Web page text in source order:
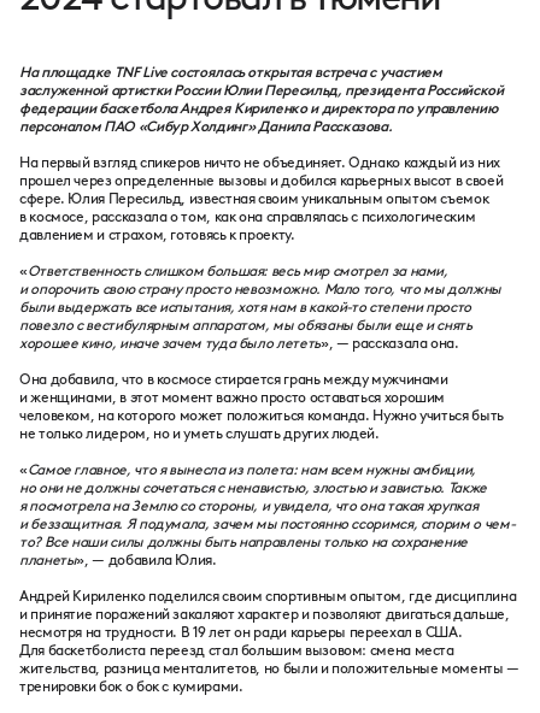
На площадке TNF Live состоялась открытая встреча с участием
заслуженной артистки России Юлии Пересильд, президента Российской
федерации баскетбола Андрея Кириленко и директора по управлению
персоналом ПАО «Сибур Холдинг» Данила Рассказова.
На первый взгляд спикеров ничто не объединяет. Однако каждый из них
прошел через определенные вызовы и добился карьерных высот в своей
сфере. Юлия Пересильд, известная своим уникальным опытом съемок
в космосе, рассказала о том, как она справлялась с психологическим
давлением и страхом, готовясь к проекту.
«Ответственность слишком большая: весь мир смотрел за нами,
и опорочить свою страну просто невозможно. Мало того, что мы должны
были выдержать все испытания, хотя нам в какой-то степени просто
повезло с вестибулярным аппаратом, мы обязаны были еще и снять
хорошее кино, иначе зачем туда было лететь», — рассказала она.
Она добавила, что в космосе стирается грань между мужчинами
и женщинами, в этот момент важно просто оставаться хорошим
человеком, на которого может положиться команда. Нужно учиться быть
не только лидером, но и уметь слушать других людей.
«Самое главное, что я вынесла из полета: нам всем нужны амбиции,
но они не должны сочетаться с ненавистью, злостью и завистью. Также
я посмотрела на Землю со стороны, и увидела, что она такая хрупкая
и беззащитная. Я подумала, зачем мы постоянно ссоримся, спорим о чем-
то? Все наши силы должны быть направлены только на сохранение
планеты», — добавила Юлия.
Андрей Кириленко поделился своим спортивным опытом, где дисциплина
и принятие поражений закаляют характер и позволяют двигаться дальше,
несмотря на трудности. В 19 лет он ради карьеры переехал в США.
Для баскетболиста переезд стал большим вызовом: смена места
жительства, разница менталитетов, но были и положительные моменты —
тренировки бок о бок с кумирами.